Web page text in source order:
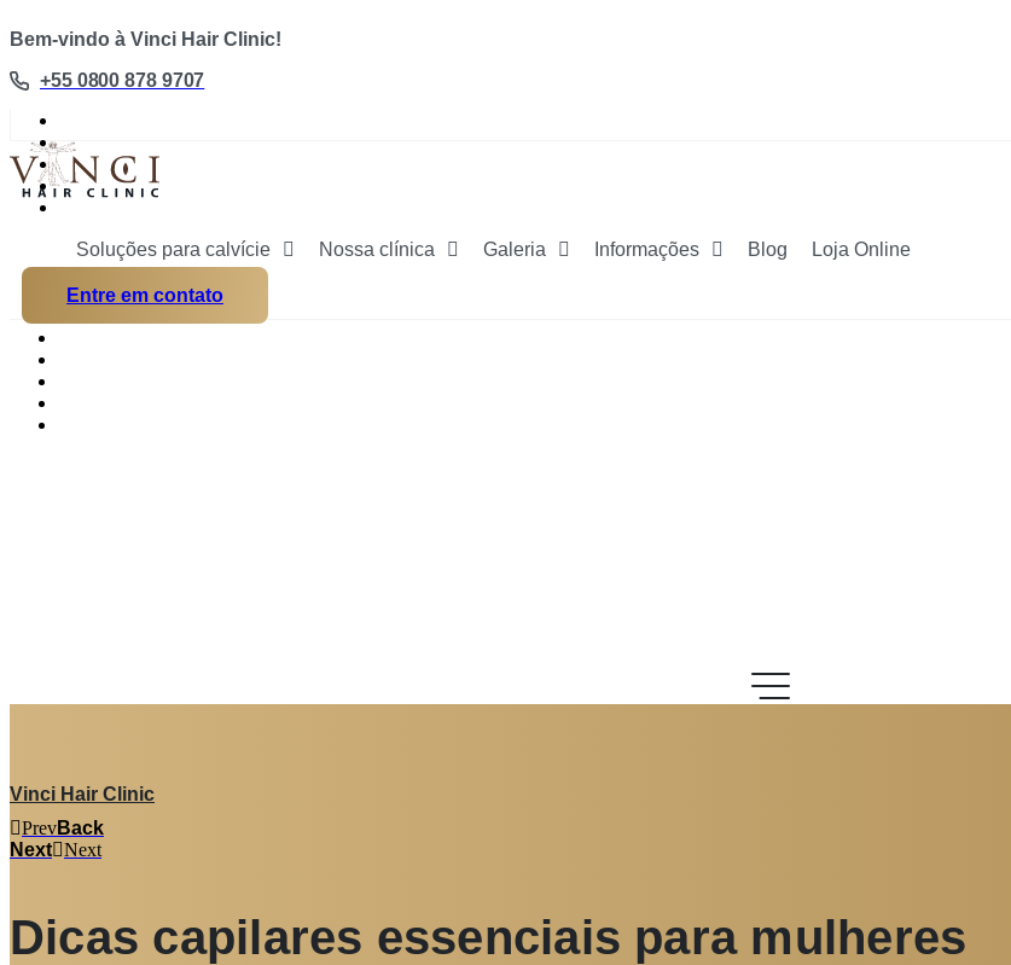
para
conteúdo
Bem-vindo à Vinci Hair Clinic!
+55 0800 878 9707
Soluções para calvície Nossa clínica Galeria Informações Blog Loja Online
Entre em contato
Vinci Hair Clinic
PrevBack
Next Next
Dicas capilares essenciais para mulheres